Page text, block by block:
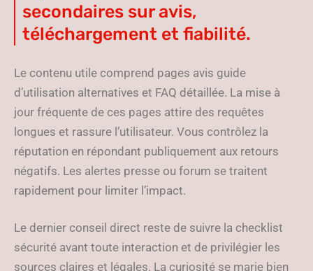
secondaires sur avis,
téléchargement et fiabilité.
Le contenu utile comprend pages avis guide
d’utilisation alternatives et FAQ détaillée. La mise à
jour fréquente de ces pages attire des requêtes
longues et rassure l’utilisateur. Vous contrôlez la
réputation en répondant publiquement aux retours
négatifs. Les alertes presse ou forum se traitent
rapidement pour limiter l’impact.
Le dernier conseil direct reste de suivre la checklist
sécurité avant toute interaction et de privilégier les
sources claires et légales. La curiosité se marie bien